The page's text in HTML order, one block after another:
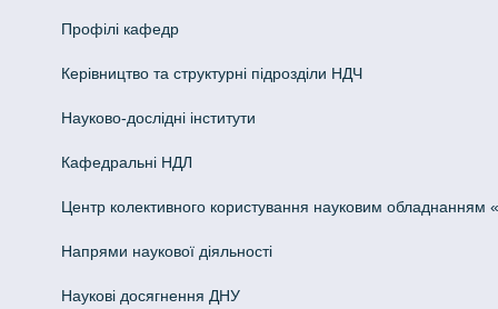
Профілі кафедр
Керівництво та структурні підрозділи НДЧ
Науково-дослідні інститути
Кафедральні НДЛ
Центр колективного користування науковим обладнанням
Напрями наукової діяльності
Наукові досягнення ДНУ